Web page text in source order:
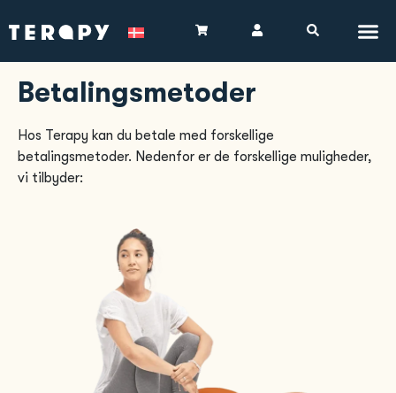
Betalingsmetoder
Hos Terapy kan du betale med forskellige
betalingsmetoder. Nedenfor er de forskellige muligheder,
vi tilbyder: